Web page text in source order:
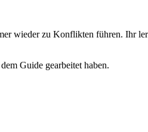
wieder zu Konflikten führen. Ihr
Guide gearbeitet haben.